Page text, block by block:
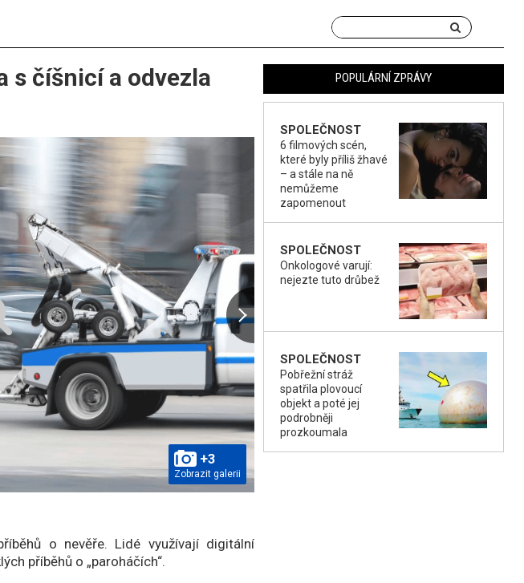
s číšnicí a odvezla
+3
Zobrazit galerii
o nevěře. Lidé využívají digitální
příběhů o „paroháčích“.
POPULÁRNÍ ZPRÁVY
SPOLEČNOST
6 filmových scén,
které byly příliš žhavé
– a stále na ně
nemůžeme
zapomenout
SPOLEČNOST
Onkologové varují:
nejezte tuto drůbež
SPOLEČNOST
Pobřežní stráž
spatřila plovoucí
objekt a poté jej
podrobněji
prozkoumala